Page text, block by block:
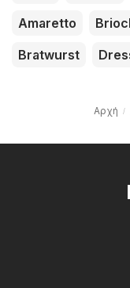
Amaretto
Bratwurst
Αρχή